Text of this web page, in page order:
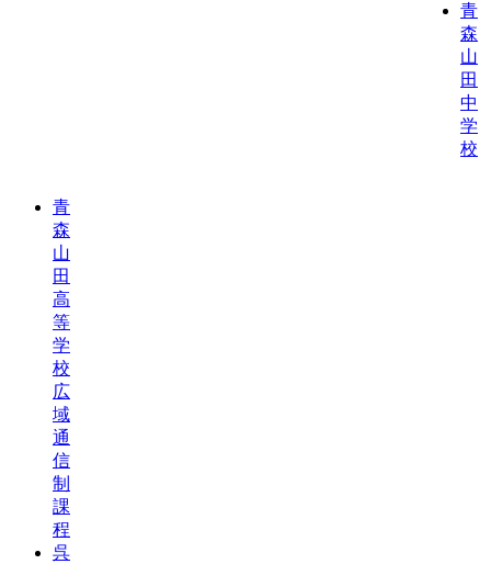
青
森
山
田
中
学
校
青
森
山
田
高
等
学
校
広
域
通
信
制
課
程
呉